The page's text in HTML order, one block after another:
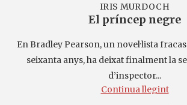
IRIS MURDOCH
El príncep negre
En Bradley Pearson, un novel·lista
seixanta anys, ha deixat finalment la
d’inspector...
Continua llegint